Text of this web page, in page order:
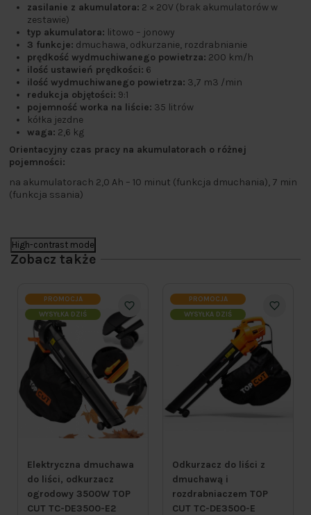
zasilanie z akumulatora: 2 × 20V (brak akumulatorów w
zestawie)
typ akumulatora: litowo – jonowy
3 funkcje: dmuchawa, odkurzanie, rozdrabnianie
prędkość wydmuchiwanego powietrza: 200 km/h
ilość ustawień prędkości: 6
ilość wydmuchiwanego powietrza: 3,7 m3 /min
redukcja objętości: 9:1
pojemność worka na liście: 35 litrów
kółka jezdne
waga: 2,6 kg
Orientacyjny czas pracy na akumulatorach o różnej
pojemności:
na akumulatorach 2,0 Ah – 10 minut (funkcja dmuchania), 7 min
(funkcja ssania)
High-contrast mode
Zobacz także
PROMOCJA
WYSYŁKA DZIŚ
Elektryczna dmuchawa
do liści, odkurzacz
ogrodowy 3500W TOP
CUT TC-DE3500-E2
PROMOCJA
WYSYŁKA DZIŚ
Odkurzacz do liści z
dmuchawą i
rozdrabniaczem TOP
CUT TC-DE3500-E